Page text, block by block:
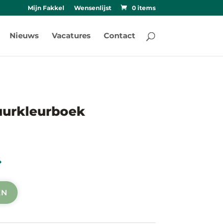
Mijn Fakkel Wensenlijst 0 items
Nieuws Vacatures Contact